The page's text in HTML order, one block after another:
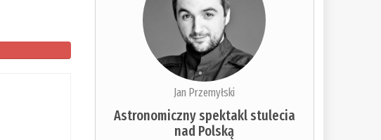
Jan Przemyłski
Astronomiczny spektakl stulecia
nad Polską